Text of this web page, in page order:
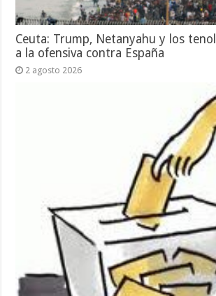
Ceuta: Trump, Netanyahu y los
a la ofensiva contra España
2 agosto 2026